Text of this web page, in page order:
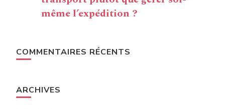
même l’expédition ?
COMMENTAIRES RÉCENTS
ARCHIVES